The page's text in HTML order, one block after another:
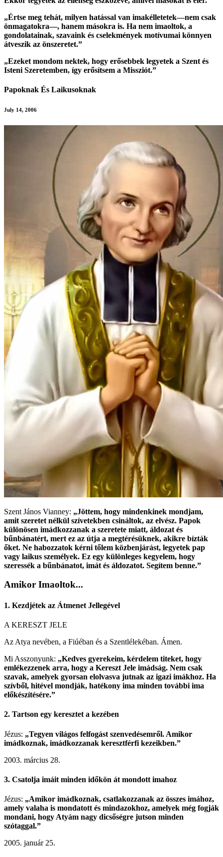
„Értse meg tehát, milyen hatással van imakélletetek—nem csak
önmagatokra—, hanem másokra is. Ha nem imaoltok, a
gondolatainak, szavaink és cselekmények motívumai könnyen
átveszik az önszeretet.”
„Ezeket mondom nektek, hogy erősebbek legyetek a Szent és
Isteni Szeretemben, így erősítsem a Missziót.”
Papoknak És Laikusoknak
July 14, 2006
Szent János Vianney: „Jöttem, hogy mindenkinek mondjam,
amit szeretet nélkül szívetekben csináltok, az elvész. Papok
különösen imádkozzanak a szeretete miatt, áldozat és
bűnbánatért, mert ez az útja a megtérésüknek, akikre bízták
őket. Ne habozzatok kérni tőlem közbenjárást, legyetek pap
vagy laikus személyek. Ez egy különleges kegyelem, hogy
szeressék a bűnbánatot, imát és áldozatot. Segítem benne.”
Amikor Imaoltok...
1. Kezdjétek az Átmenet Jellegével
A KERESZT JELE
Az Atya nevében, a Fiúéban és a Szentlélekéban. Ámen.
Mi Asszonyunk: „Kedves gyerekeim, kérdelem titeket, hogy
emlékezzenek arra, hogy a Kereszt Jele imádság. Nem csak
szavak, amelyek gyorsan elolvasva jutnak az igazi imákhoz. Ha
szívből, hitével mondják, hatékony ima minden további ima
előkészítésére.”
2. Tartson egy keresztet a kezében
Jézus: „Tegyen világos felfogást szenvedésemről. Amikor
imádkoznak, imádkozzanak keresztférfi kezeikben.”
2003. március 28.
3. Csatolja imáit minden időkön át mondott imahoz
Jézus: „Amikor imádkoznak, csatlakozzanak az összes imához,
amely valaha is mondatott és mindazokhoz, amelyek még fogják
mondani, hogy Atyám nagy dicsőségre jutson minden
szótaggal.”
2005. január 25.